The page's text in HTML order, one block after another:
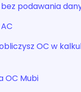
podawania
OC w
OC Mubi